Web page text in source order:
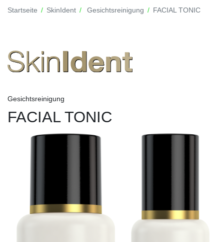
Startseite SkinIdent Gesichtsreinigung FACIAL TONIC
Gesichtsreinigung
FACIAL TONIC